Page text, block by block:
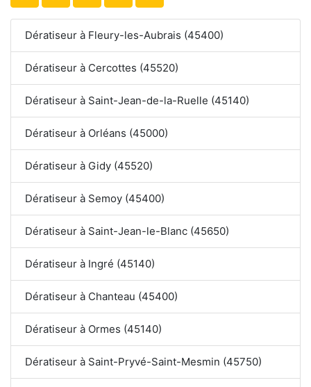
Dératiseur à Fleury-les-Aubrais (45400)
Dératiseur à Cercottes (45520)
Dératiseur à Saint-Jean-de-la-Ruelle (45140)
Dératiseur à Orléans (45000)
Dératiseur à Gidy (45520)
Dératiseur à Semoy (45400)
Dératiseur à Saint-Jean-le-Blanc (45650)
Dératiseur à Ingré (45140)
Dératiseur à Chanteau (45400)
Dératiseur à Ormes (45140)
Dératiseur à Saint-Pryvé-Saint-Mesmin (45750)